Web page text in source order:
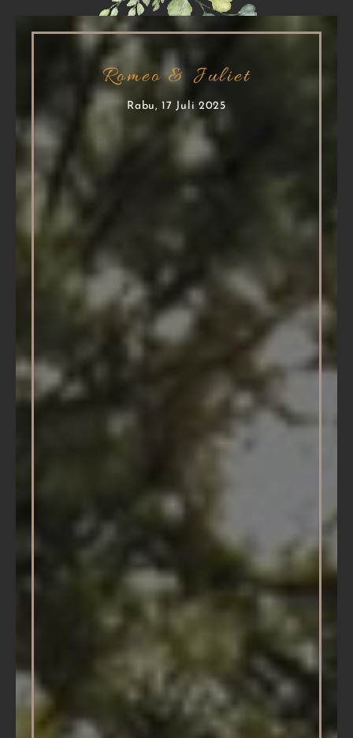
Romeo & Juliet
Rabu, 17 Juli 2025